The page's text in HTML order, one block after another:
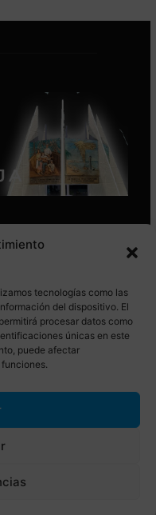
tecnologías como las
del dispositivo. El
procesar datos como
únicas en este
puede afectar
SOCIALES